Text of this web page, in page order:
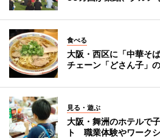
食べる
大阪・西区に「中華そ
チェーン「どさん子」
見る・遊ぶ
大阪・舞洲のホテルで
ト 職業体験やワーク